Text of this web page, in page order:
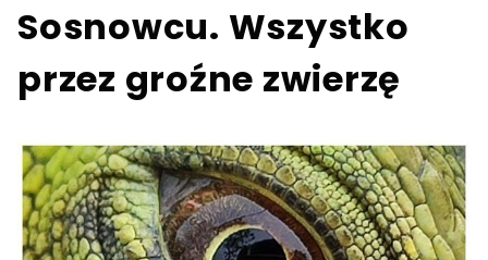
Sosnowcu. Wszystko
przez groźne zwierzę